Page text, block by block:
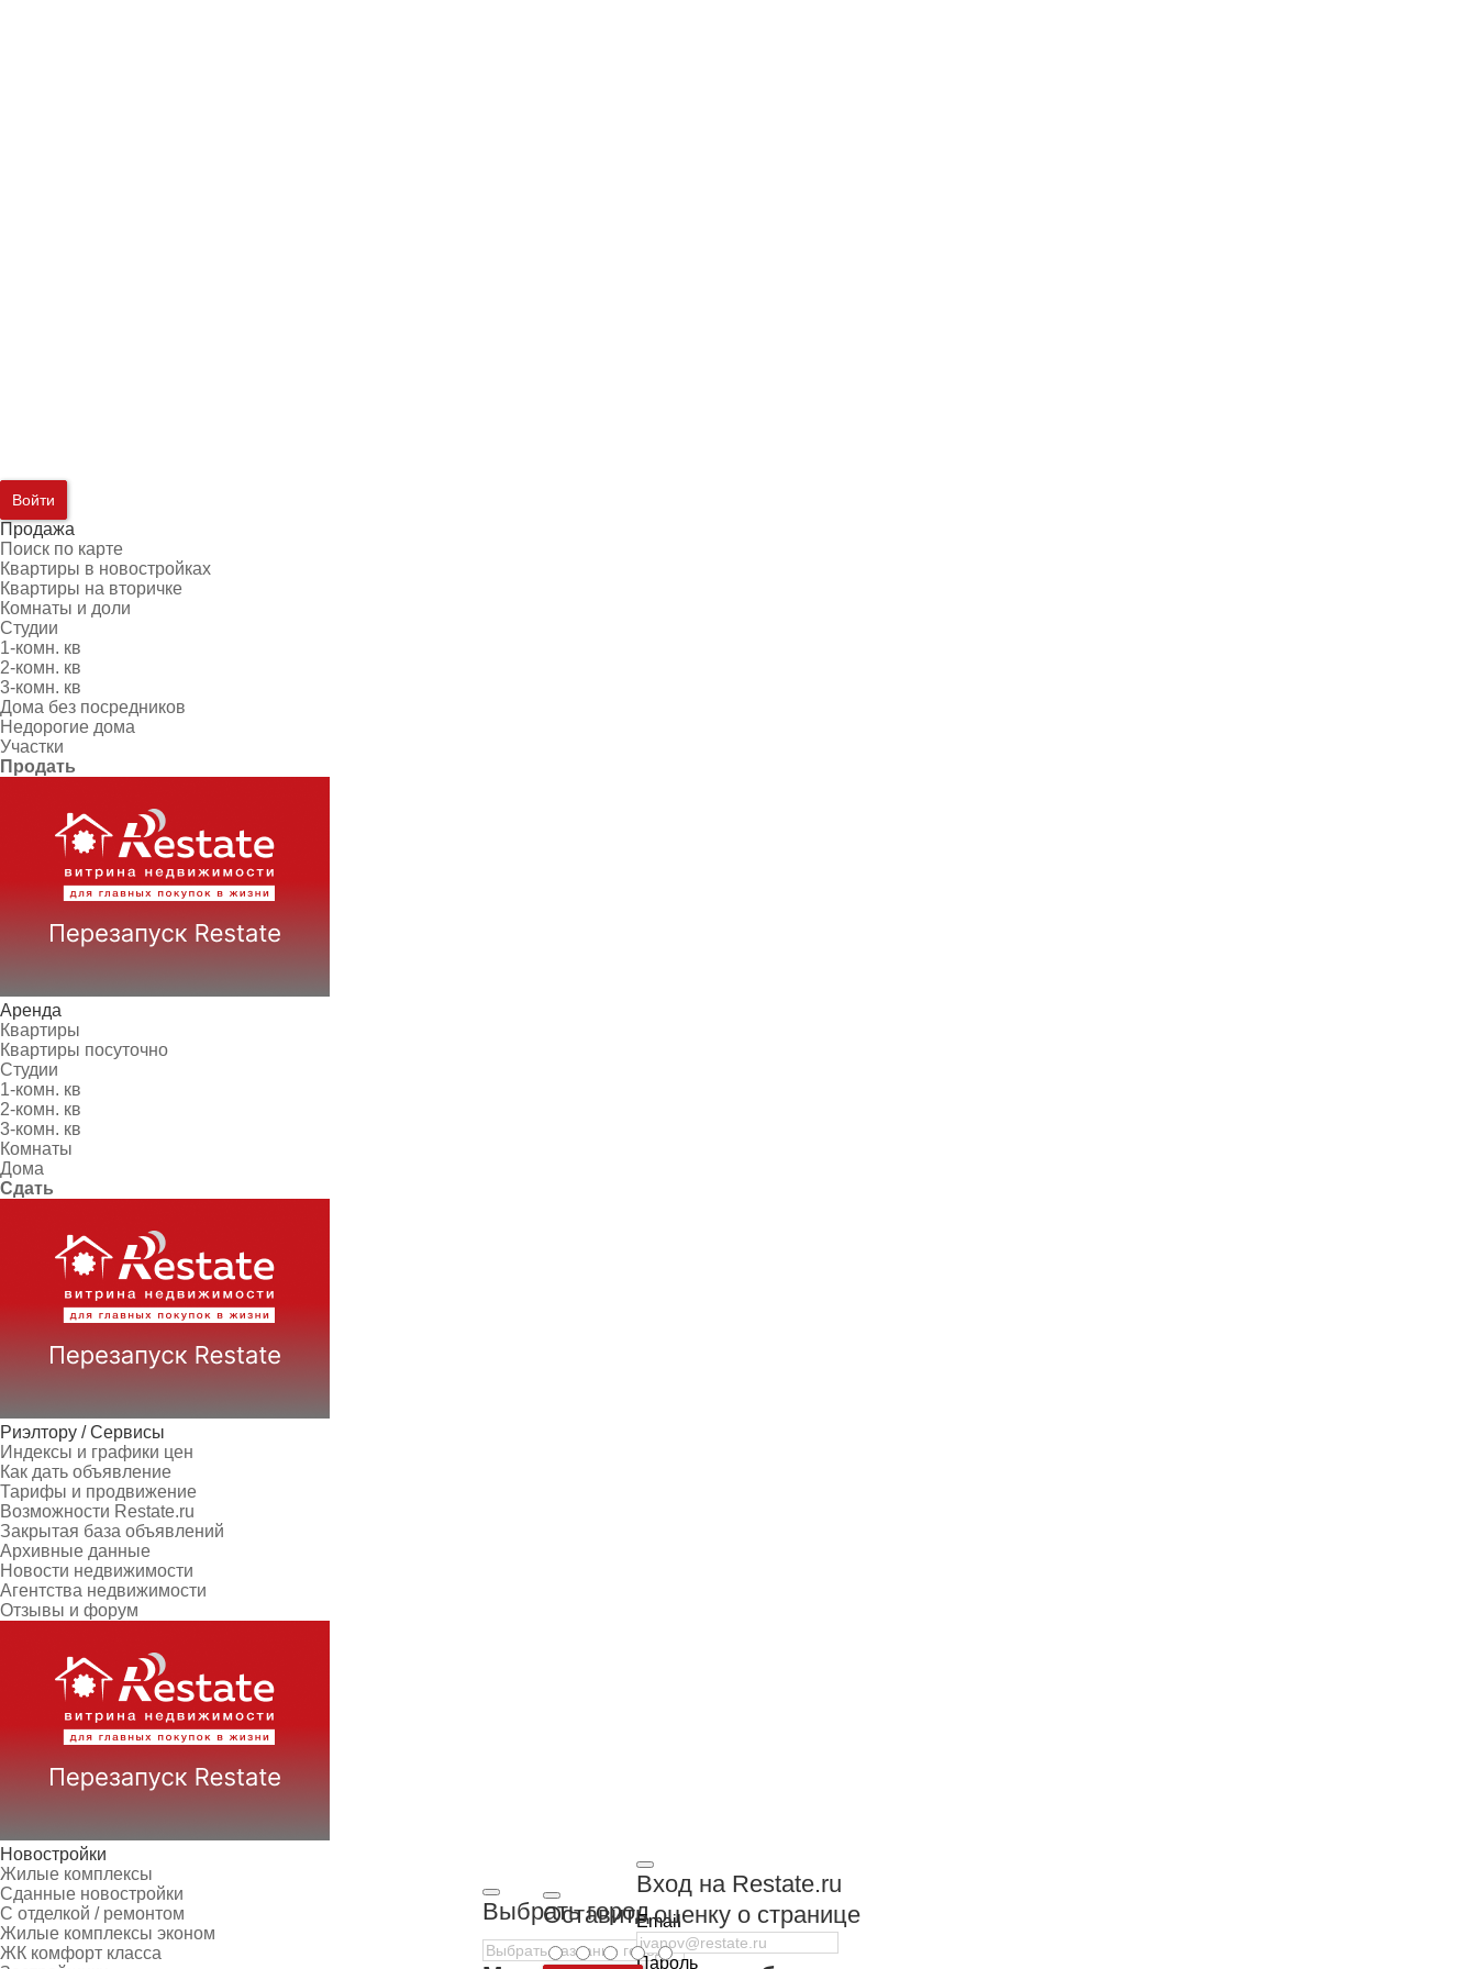
Войти
Продажа
Поиск по карте
Квартиры в новостройках
Квартиры на вторичке
Комнаты и доли
Студии
1-комн. кв
2-комн. кв
3-комн. кв
Дома без посредников
Недорогие дома
Участки
Продать
Аренда
Квартиры
Квартиры посуточно
Студии
1-комн. кв
2-комн. кв
3-комн. кв
Комнаты
Дома
Сдать
Риэлтору / Сервисы
Индексы и графики цен
Как дать объявление
Тарифы и продвижение
Возможности Restate.ru
Закрытая база объявлений
Архивные данные
Новости недвижимости
Агентства недвижимости
Отзывы и форум
Новостройки
Жилые комплексы
Сданные новостройки
С отделкой / ремонтом
Жилые комплексы эконом
ЖК комфорт класса
Выбрать город
Вход на Restate.ru
Email
Пароль
Оставить оценку о странице